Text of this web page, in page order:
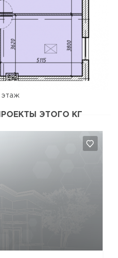
этаж
ЭТОГО КГ